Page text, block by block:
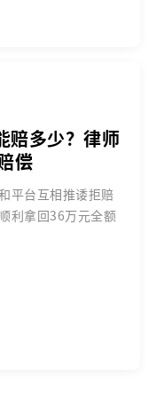
赔多少？律师
偿
平台互相推诿拒赔
利拿回36万元全额